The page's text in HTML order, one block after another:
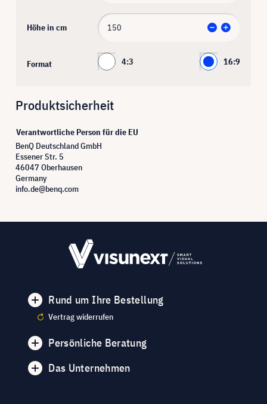
Höhe in cm
Format 4:3 16:9
Produktsicherheit
Verantwortliche Person für die EU
BenQ Deutschland GmbH
Essener Str. 5
46047 Oberhausen
Germany
info.de@benq.com
Rund um Ihre Bestellung
Vertrag widerrufen
Persönliche Beratung
Das Unternehmen